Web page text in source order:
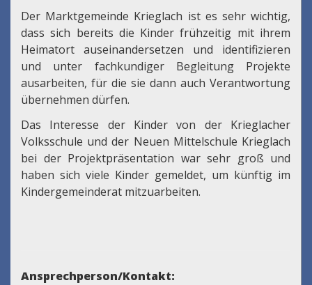
Der Marktgemeinde Krieglach ist es sehr wichtig,
dass sich bereits die Kinder frühzeitig mit ihrem
Heimatort auseinandersetzen und identifizieren
und unter fachkundiger Begleitung Projekte
ausarbeiten, für die sie dann auch Verantwortung
übernehmen dürfen.
Das Interesse der Kinder von der Krieglacher
Volksschule und der Neuen Mittelschule Krieglach
bei der Projektpräsentation war sehr groß und
haben sich viele Kinder gemeldet, um künftig im
Kindergemeinderat mitzuarbeiten.
Ansprechperson/Kontakt: